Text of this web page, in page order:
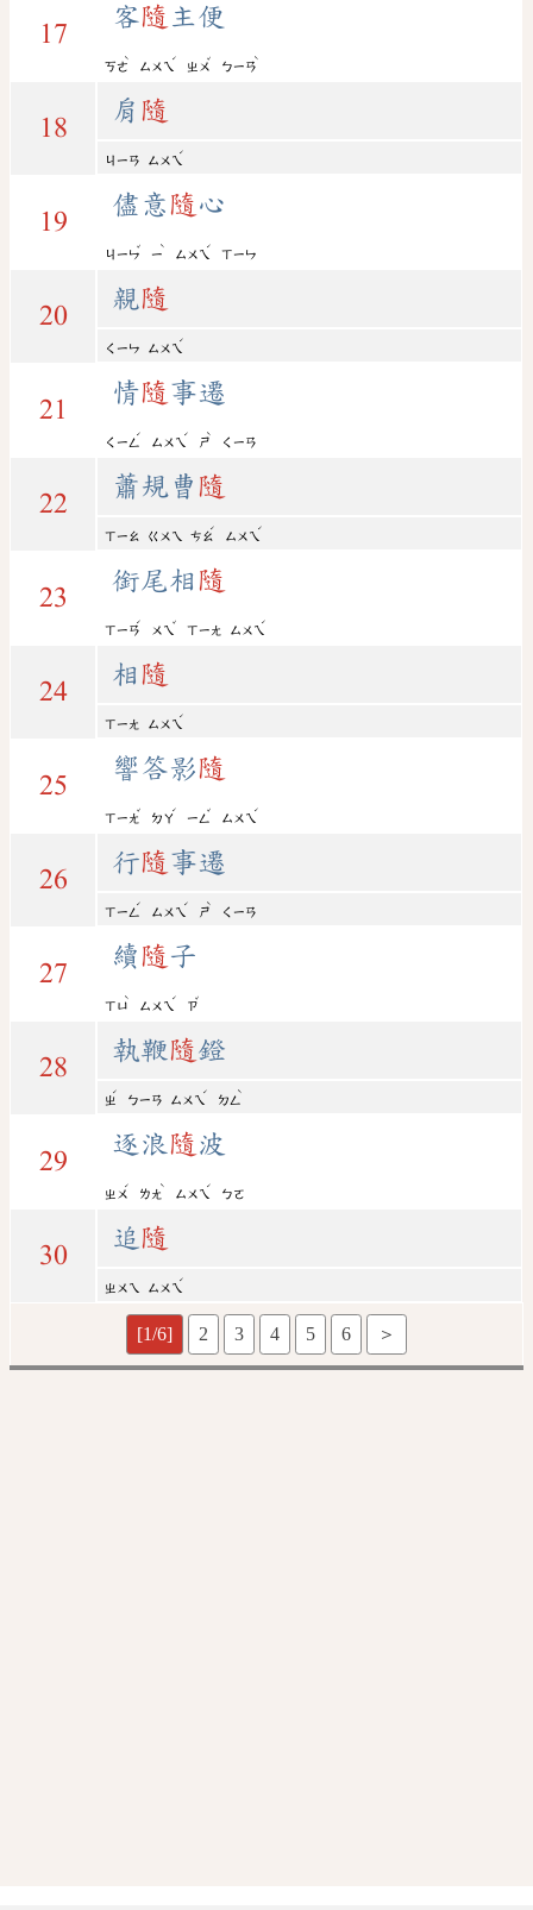
17
客隨 主便
ㄎㄜ
ˋ
ㄙㄨㄟ
ˊ
ㄓㄨ
ˇ
ㄅㄧㄢ
ˋ
18
肩 隨
ㄐㄧㄢ ㄙㄨㄟ
ˊ
19
儘意隨 心
ㄐㄧㄣ
ˇ
ㄧ
ˋ
ㄙㄨㄟ
ˊ
ㄒㄧㄣ
20
親隨
ㄑㄧㄣ ㄙㄨㄟ
ˊ
21
情隨 事遷
ㄑㄧㄥ
ˊ
ㄙㄨㄟ
ˊ
ㄕ
ˋ
ㄑㄧㄢ
22
蕭規曹 隨
ㄒㄧㄠ ㄍㄨㄟ ㄘㄠ
ˊ
ㄙㄨㄟ
ˊ
23
銜尾相隨
ㄒㄧㄢ
ˊ
ㄨㄟ
ˇ
ㄒㄧㄤ ㄙㄨㄟ
ˊ
24
相隨
ㄒㄧㄤ ㄙㄨㄟ
ˊ
25
響答影隨
ㄒㄧㄤ
ˇ
ㄉㄚ
ˊ
ㄧㄥ
ˇ
ㄙㄨㄟ
ˊ
26
行隨 事遷
ㄒㄧㄥ
ˊ
ㄙㄨㄟ
ˊ
ㄕ
ˋ
ㄑㄧㄢ
27
續隨 子
ㄒㄩ
ˋ
ㄙㄨㄟ
ˊ
ㄗ
ˇ
28
執鞭隨鐙
ㄓ
ˊ
ㄅㄧㄢ ㄙㄨㄟ
ˊ
ㄉㄥ
ˋ
29
逐浪隨 波
ㄓㄨ
ˊ
ㄌㄤ
ˋ
ㄙㄨㄟ
ˊ
ㄅㄛ
30
追 隨
ㄓㄨㄟ ㄙㄨㄟ
ˊ
[1/6] 2 3 4 5 6 ＞